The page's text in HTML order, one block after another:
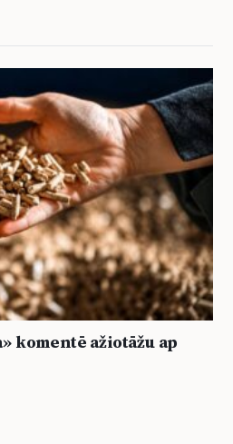
komentē ažiotāžu ap